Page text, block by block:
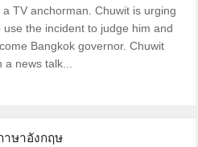
TV anchorman. Chuwit is urging
use the incident to judge him and
Bangkok governor. Chuwit
news talk...
ษาอังกฤษ